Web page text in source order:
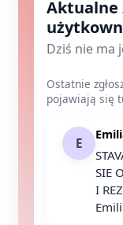
Aktualne
Dziś nie ma
Ostatnie
pojawiają się
E
SIE
I